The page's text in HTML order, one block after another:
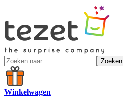
Zoeken
Winkelwagen